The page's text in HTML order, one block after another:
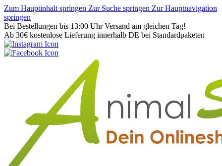
Zum Hauptinhalt springen Zur Suche springen Zur Hauptnavigation
springen
Bei Bestellungen bis 13:00 Uhr Versand am gleichen Tag!
Ab 30€ kostenlose Lieferung innerhalb DE bei Standardpaketen